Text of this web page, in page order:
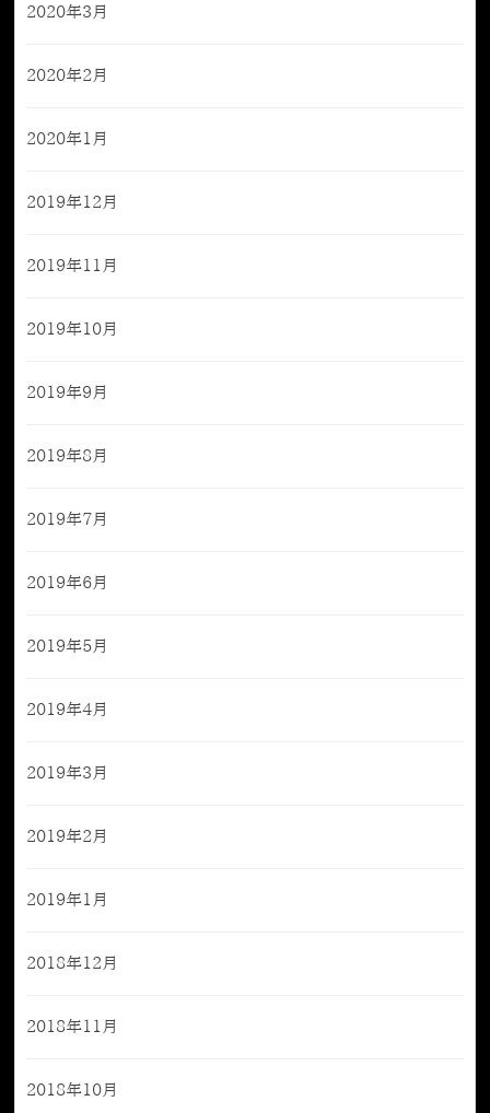
2020年3月
2020年2月
2020年1月
2019年12月
2019年11月
2019年10月
2019年9月
2019年8月
2019年7月
2019年6月
2019年5月
2019年4月
2019年3月
2019年2月
2019年1月
2018年12月
2018年11月
2018年10月